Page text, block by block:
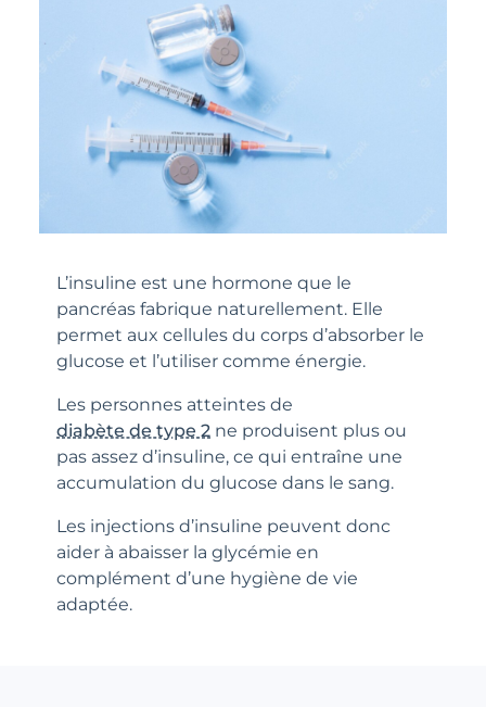
L’insuline est une hormone que le
pancréas fabrique naturellement. Elle
permet aux cellules du corps d’absorber le
glucose et l’utiliser comme énergie.
Les personnes atteintes de
diabète de type 2 ne produisent plus ou
pas assez d’insuline, ce qui entraîne une
accumulation du glucose dans le sang.
Les injections d’insuline peuvent donc
aider à abaisser la glycémie en
complément d’une hygiène de vie
adaptée.